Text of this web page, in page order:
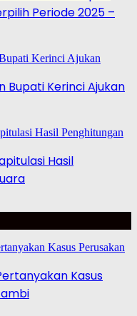
Periode 2025 –
Bupati Kerinci Ajukan
Hasil
Kasus